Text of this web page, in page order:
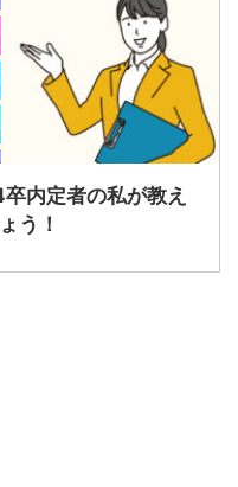
内定者の私が教え
う！